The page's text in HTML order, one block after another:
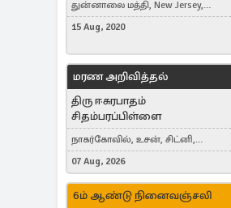
துன்னாலை மத்தி, New Jersey,
United States, Toronto, Canada
15 Aug, 2020
மரண அறிவித்தல்
திரு ஈசுரபாதம்
சிதம்பரப்பிள்ளை
நாகர்கோவில், உசன், சிட்னி,
Australia
07 Aug, 2026
6ம் ஆண்டு நினைவஞ்சலி